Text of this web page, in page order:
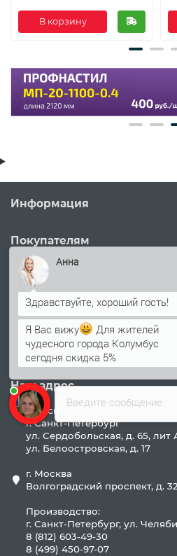
В корзину
Информация
Покупателям
Дополнительно
Наши контакты
+7 (812) 244-86-57
info@profnastilvspb.ru
Наш адрес
Офисы продаж:
г. Санкт-Петербург
ул. Сердобольская, д. 65, лит
ул. Белоостровская, д. 17
г. Москва
Волгоградский проспект, д.
Производство:
г. Санкт-Петербург, ул.
8 (812) 603-49-30
8 (499) 450-97-07
Введите сообщение
Анна
Я Вас вижу
Для жителей
чудесного города Колумбус
сегодня скидка 5%